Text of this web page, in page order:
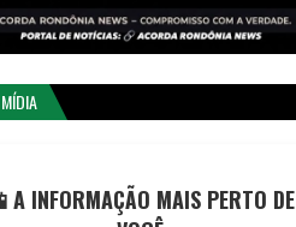
A INFORMAÇÃO MAIS PERTO DE